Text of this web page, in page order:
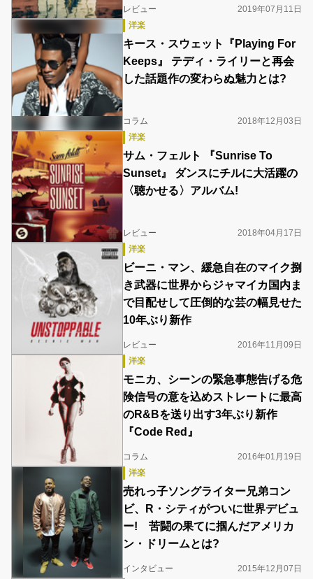
レビュー
2019年07月11日
洋楽
キース・スウェット『Playing For
Keeps』 テディ・ライリーと再会
した話題作の変わらぬ魅力とは?
コラム
2018年12月03日
洋楽
サム・フェルト 『Sunrise To
Sunset』 ダンスにチルに大活躍の
〈聴かせる〉アルバム!
レビュー
2018年04月17日
洋楽
ビーニ・マン、緩急自在のマイク捌
き武器に世界からジャマイカ国内ま
で目配せして圧倒的な芸の幅見せた
10年ぶり新作
レビュー
2016年11月09日
洋楽
モニカ、シーンの緊急事態告げる危
険信号の意を込めストレートに最高
のR&Bを送り出す3年ぶり新作
『Code Red』
コラム
2016年01月19日
洋楽
売れっ子ソングライター兄弟コン
ビ、R・シティがついに世界デビュ
ー! 苦闘の果てに掴んだアメリカ
ン・ドリームとは?
インタビュー 2015年12月07日